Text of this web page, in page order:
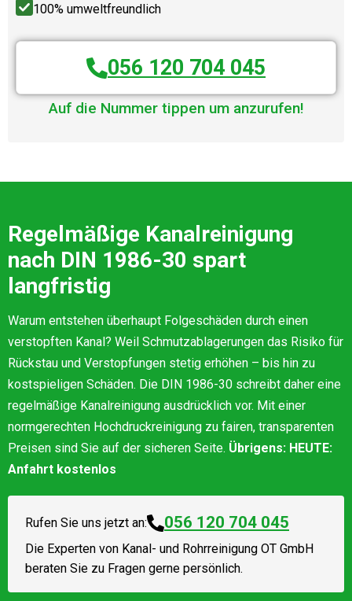
100% umweltfreundlich
056 120 704 045
Auf die Nummer tippen um anzurufen!
Regelmäßige Kanalreinigung
nach DIN 1986-30 spart
langfristig
Warum entstehen überhaupt Folgeschäden durch einen
verstopften Kanal? Weil Schmutzablagerungen das Risiko für
Rückstau und Verstopfungen stetig erhöhen – bis hin zu
kostspieligen Schäden. Die DIN 1986-30 schreibt daher eine
regelmäßige Kanalreinigung ausdrücklich vor. Mit einer
normgerechten Hochdruckreinigung zu fairen, transparenten
Preisen sind Sie auf der sicheren Seite. Übrigens: HEUTE:
Anfahrt kostenlos
Rufen Sie uns jetzt an: 056 120 704 045
Die Experten von Kanal- und Rohrreinigung OT GmbH
beraten Sie zu Fragen gerne persönlich.